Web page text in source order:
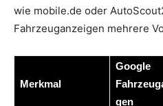
wie mobile.de oder
Fahrzeuganzeigen mehrere
Merkmal
Google
gen